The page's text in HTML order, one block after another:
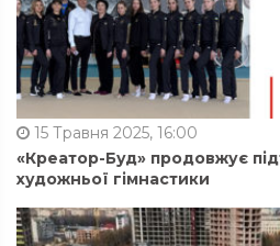
15 Травня 2025, 16:00
«Креатор-Буд» продовжує
художньої гімнастики